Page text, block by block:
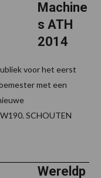
Machine
s ATH
2014
voor het eerst
met een
SCHOUTEN
Wereldp